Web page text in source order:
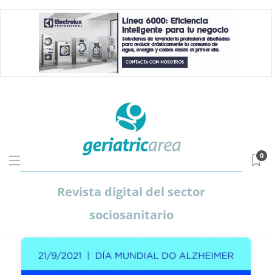
Revista digital del sector
sociosanitario
0